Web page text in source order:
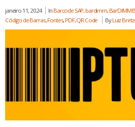
janeiro 11, 2024 In Barcode SAP, bardimm, BarDIMM
Código de Barras,Fontes, PDF,QR Code ByLuiz